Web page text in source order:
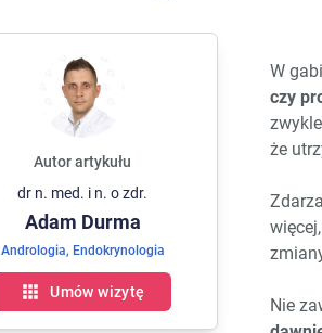
Autor artykułu
dr n. med. i n. o zdr.
Adam Durma
Andrologia, Endokrynologia
Umów wizytę
W
czy
że
Nie